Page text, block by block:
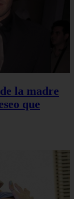
la madre
que